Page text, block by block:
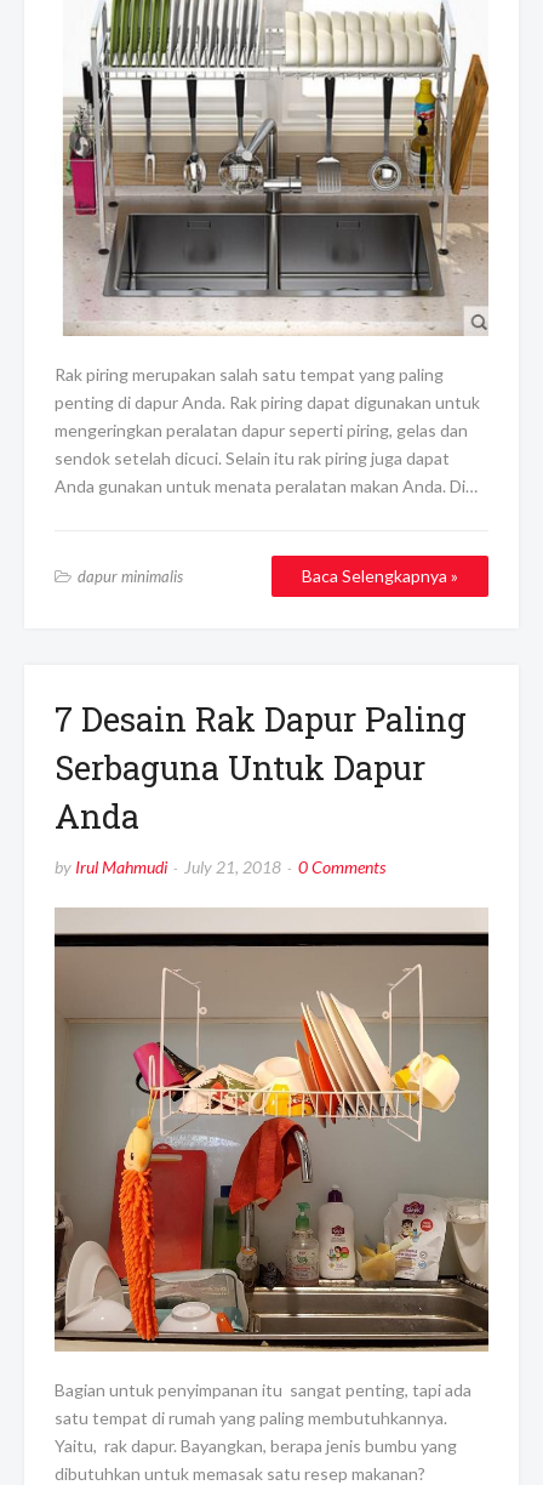
Rak piring merupakan salah satu tempat yang paling
penting di dapur Anda. Rak piring dapat digunakan untuk
mengeringkan peralatan dapur seperti piring, gelas dan
sendok setelah dicuci. Selain itu rak piring juga dapat
Anda gunakan untuk menata peralatan makan Anda. Di…
dapur minimalis Baca Selengkapnya »
7 Desain Rak Dapur Paling
Serbaguna Untuk Dapur
Anda
by Irul Mahmudi July 21, 2018 0 Comments
Bagian untuk penyimpanan itu sangat penting, tapi ada
satu tempat di rumah yang paling membutuhkannya.
Yaitu, rak dapur. Bayangkan, berapa jenis bumbu yang
dibutuhkan untuk memasak satu resep makanan?